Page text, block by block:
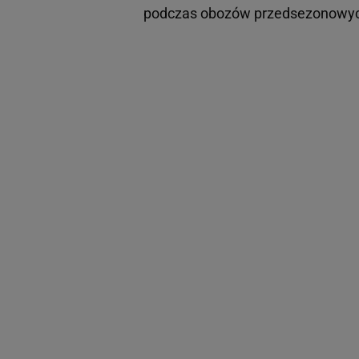
podczas obozów